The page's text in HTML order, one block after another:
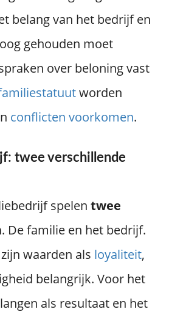
belang van het bedrijf en
gehouden moet
over beloning vast
worden
conflicten voorkomen.
twee verschillende
spelen twee
. De familie en het bedrijf.
waarden als loyaliteit,
belangrijk. Voor het
als resultaat en het